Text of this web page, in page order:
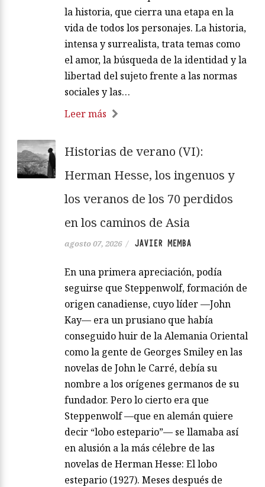
la historia, que cierra una etapa en la
vida de todos los personajes. La historia,
intensa y surrealista, trata temas como
el amor, la búsqueda de la identidad y la
libertad del sujeto frente a las normas
sociales y las…
Leer más
Historias de verano (VI):
Herman Hesse, los ingenuos y
los veranos de los 70 perdidos
en los caminos de Asia
agosto 07, 2026 / JAVIER MEMBA
En una primera apreciación, podía
seguirse que Steppenwolf, formación de
origen canadiense, cuyo líder —John
Kay— era un prusiano que había
conseguido huir de la Alemania Oriental
como la gente de Georges Smiley en las
novelas de John le Carré, debía su
nombre a los orígenes germanos de su
fundador. Pero lo cierto era que
Steppenwolf —que en alemán quiere
decir “lobo estepario”— se llamaba así
en alusión a la más célebre de las
novelas de Herman Hesse: El lobo
estepario (1927). Meses después de